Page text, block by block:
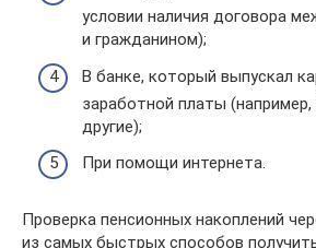
условии наличия договора
и гражданином);
В банке, который выпускал
заработной платы
другие);
При помощи интернета.
Проверка пенсионных накоплений
из самых быстрых способов